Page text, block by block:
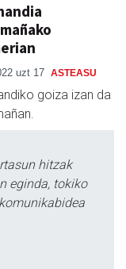
uzt 17 ASTEASU
goiza izan da
hitzak
eginda, tokiko